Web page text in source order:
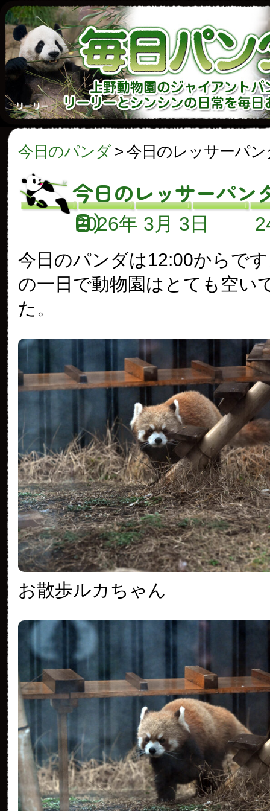
今日のパンダ> 今日のレッサーパン
今日のレッサーパン
目）
2026年 3月 3日
今日のパンダは12:00からで
の一日で動物園はとても空い
た。
お散歩ルカちゃん